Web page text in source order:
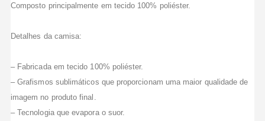
Composto principalmente em tecido 100% poliéster.
Detalhes da camisa:
– Fabricada em tecido 100% poliéster.
– Grafismos sublimáticos que proporcionam uma maior qualidade de
imagem no produto final.
– Tecnologia que evapora o suor.